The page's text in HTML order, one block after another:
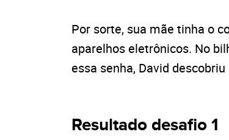
Por sorte, sua mãe tinha o
aparelhos eletrônicos. No
essa senha, David
Resultado desafio 1